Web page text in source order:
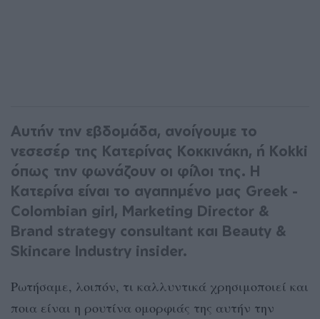
Αυτήν την εβδομάδα, ανοίγουμε το
νεσεσέρ της Κατερίνας Κοκκινάκη, ή Kokki
όπως την φωνάζουν οι φίλοι της. Η
Κατερίνα είναι το αγαπημένο μας Greek -
Colombian girl, Marketing Director &
Brand strategy consultant και Beauty &
Skincare Industry insider.
Pωτήσαμε, λοιπόν, τι καλλυντικά χρησιμοποιεί και
ποια είναι η ρουτίνα ομορφιάς της αυτήν την